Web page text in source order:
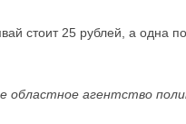
стоит 25 рублей, а одна
областное агентство